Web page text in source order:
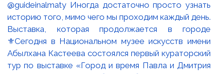
Выставка, которая продолжается в городе
⚜️Сегодня в Национальном музее искусств имени
Абылхана Кастеева состоялся первый кураторский
тур по выставке «Город и время Павла и Дмитрия